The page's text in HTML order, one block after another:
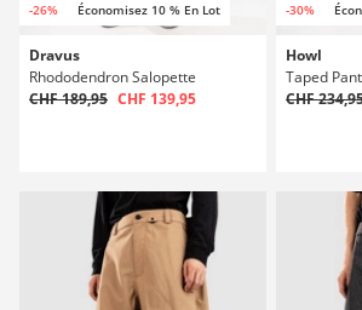
-26% Économisez 10 % En Lot
Dravus
Rhododendron Salopette
CHF 189,95 CHF 139,95
-30%
Howl
Taped
CHF